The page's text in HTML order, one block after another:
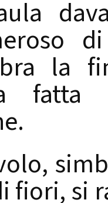
la
fiori, si